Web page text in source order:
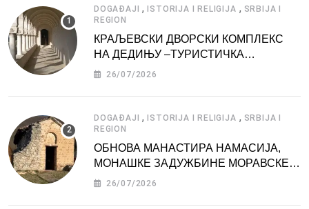
DOGAĐAJI , ISTORIJA I RELIGIJA , SRBIJA I
REGION
КРАЉЕВСКИ ДВОРСКИ КОМПЛЕКС
НА ДЕДИЊУ –ТУРИСТИЧКА
АТРАКЦИЈА
26/07/2026
DOGAĐAJI , ISTORIJA I RELIGIJA , SRBIJA I
REGION
ОБНОВА МАНАСТИРА НАМАСИЈА,
МОНАШКЕ ЗАДУЖБИНЕ МОРАВСКЕ
СРБИЈЕ
26/07/2026